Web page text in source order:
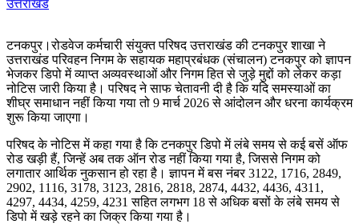
उत्तराखंड
टनकपुर।रोडवेज कर्मचारी संयुक्त परिषद उत्तराखंड की टनकपुर शाखा ने
उत्तराखंड परिवहन निगम के सहायक महाप्रबंधक (संचालन) टनकपुर को ज्ञापन
भेजकर डिपो में व्याप्त अव्यवस्थाओं और निगम हित से जुड़े मुद्दों को लेकर कड़ा
नोटिस जारी किया है। परिषद ने साफ चेतावनी दी है कि यदि समस्याओं का
शीघ्र समाधान नहीं किया गया तो 9 मार्च 2026 से आंदोलन और धरना कार्यक्रम
शुरू किया जाएगा।
परिषद के नोटिस में कहा गया है कि टनकपुर डिपो में लंबे समय से कई बसें ऑफ
रोड खड़ी हैं, जिन्हें अब तक ऑन रोड नहीं किया गया है, जिससे निगम को
लगातार आर्थिक नुकसान हो रहा है। ज्ञापन में बस नंबर 3122, 1716, 2849,
2902, 1116, 3178, 3123, 2816, 2818, 2874, 4432, 4436, 4311,
4297, 4434, 4259, 4231 सहित लगभग 18 से अधिक बसों के लंबे समय से
डिपो में खड़े रहने का जिक्र किया गया है।